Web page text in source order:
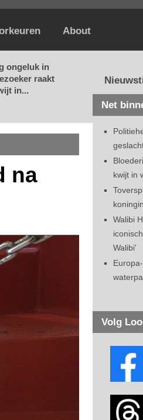
About
ongeluk in
raakt
in...
na
Net
kwijt in
Walibi
Walibi'
Volg